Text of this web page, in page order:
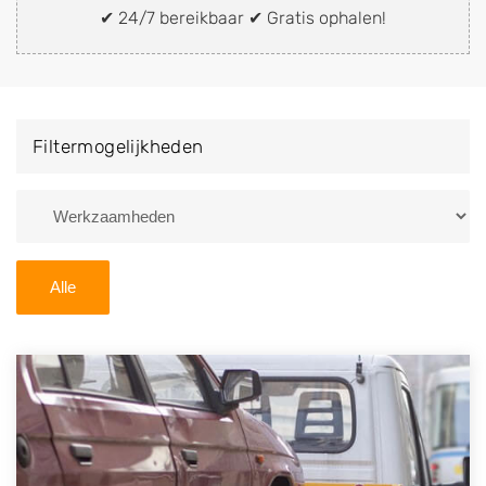
✔ 24/7 bereikbaar ✔ Gratis ophalen!
demontagebedrijf in de buurt, deze zelf wegbrengen
naar de sloop of deze liever laten ophalen op een
van Schinveld en ontvang een vergoeding voor uw
Zoekt u liever naar een sloperij in een andere plaats of
U kunt er ook voor kiezen om direct uw sloopauto te
verkopen en op te laten halen door de Sloopauto
Ophaaldienst van Autosloperijen.nl. Wij kunnen uw
auto gratis ophalen in Schinveld. Neem telefonisch
contact op of maak een terugbelafspraak. Wilt u
Filtermogelijkheden
Alle